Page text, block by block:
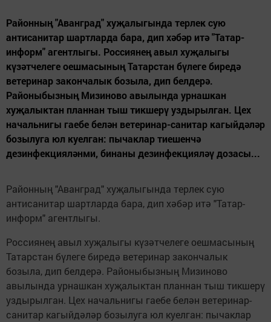
Районның "Аванград" хуҗалыгында терлек сую
антисанитар шартларда бара, дип хәбәр итә "Татар-
информ" агентлыгы. Россиянең авыл хуҗалыгы
күзәтчелеге оешмасының Татарстан бүлеге биредә
ветеринар закончалык бозыла, дип белдерә.
Районыбызның Мизиново авылында урнашкан
хуҗалыктан планнан тыш тикшерү уздырылган. Цех
начальнигы гаебе белән ветеринар-санитар кагыйдәләр
бозылуга юл куелган: пычаклар тиешенчә
дезинфекцияләнми, бинаны дезинфекцияләү дозасы...
Районның "Аванград" хуҗалыгында терлек сую
антисанитар шартларда бара, дип хәбәр итә "Татар-
информ" агентлыгы.
Россиянең авыл хуҗалыгы күзәтчелеге оешмасының
Татарстан бүлеге биредә ветеринар закончалык
бозыла, дип белдерә. Районыбызның Мизиново
авылында урнашкан хуҗалыктан планнан тыш тикшерү
уздырылган. Цех начальнигы гаебе белән ветеринар-
санитар кагыйдәләр бозылуга юл куелган: пычаклар